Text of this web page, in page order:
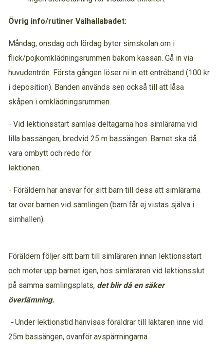
Övrig info/rutiner Valhallabadet:
Måndag, onsdag och lördag byter simskolan om i
flick/pojkomklädningsrummen bakom kassan. Gå in via
huvudentrén. Första gången löser ni in ett entréband (100 kr
i deposition). Banden används sen också till att låsa
skåpen i omklädningsrummen.
- Vid lektionsstart samlas deltagarna hos simlärarna vid
lilla bassängen, bredvid 25 m bassängen. Barnet ska då
vara ombytt och redo för
lektionen.
- Föräldern har ansvar för sitt barn till dess att simlärarna
tar över barnen vid samlingen (barn får ej vistas själva i
simhallen).
Föräldern följer sitt barn till simläraren innan lektionsstart
och möter upp barnet igen, hos simläraren vid lektionsslut
på samma samlingsplats, det blir då en säker
överlämning.
-Under lektionstid hänvisas föräldrar till läktaren inne vid
25m bassängen, ovanför avspärrningarna.